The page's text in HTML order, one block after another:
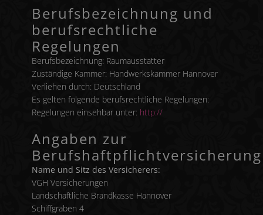
Berufsbezeichnung und
berufsrechtliche
Regelungen
Berufsbezeichnung: Raumausstatter
Zuständige Kammer: Handwerkskammer Hannover
Verliehen durch: Deutschland
Es gelten folgende berufsrechtliche Regelungen:
Regelungen einsehbar unter: http://
Angaben zur
Berufshaftpflichtversicherung
Name und Sitz des Versicherers:
VGH Versicherungen
Landschaftliche Brandkasse Hannover
Schiffgraben 4